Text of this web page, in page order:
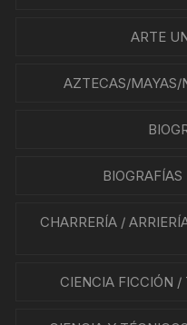
ARTE
AZTECAS/MAYAS/
CHARRERÍA /
CIENCIA FICCIÓN /